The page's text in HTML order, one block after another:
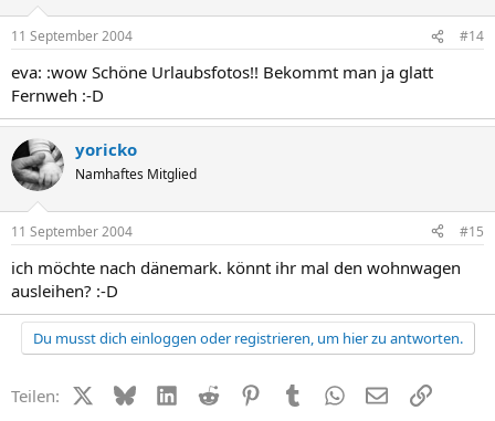
11 September 2004 #14
eva: :wow Schöne Urlaubsfotos!! Bekommt man ja glatt
Fernweh :-D
yoricko
Namhaftes Mitglied
11 September 2004 #15
ich möchte nach dänemark. könnt ihr mal den wohnwagen
ausleihen? :-D
Du musst dich einloggen oder registrieren, um hier zu antworten.
Teilen: X (Twitter)
BlueskyLinkedIn
Reddit PinterestTumblr WhatsApp
E-MailLink